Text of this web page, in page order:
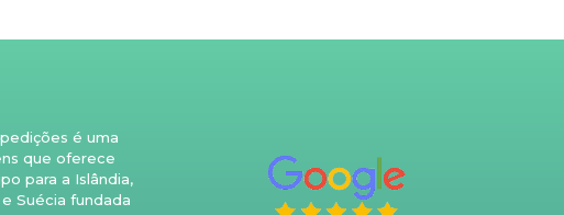
é uma
que oferece
para a Islândia,
Suécia fundada